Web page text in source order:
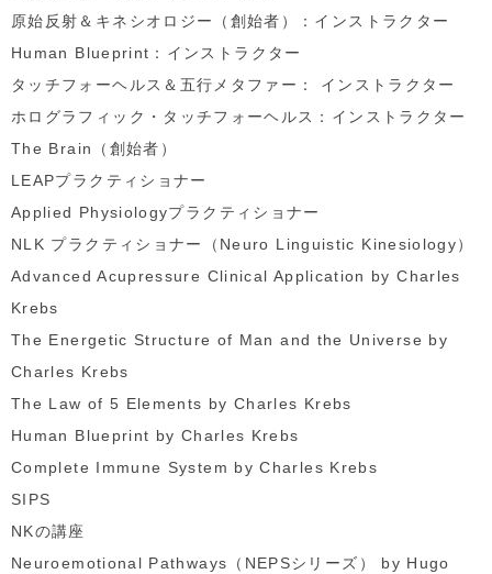
原始反射＆キネシオロジー（創始者）：インストラクター
Human Blueprint：インストラクター
タッチフォーヘルス＆五行メタファー： インストラクター
ホログラフィック・タッチフォーヘルス：インストラクター
The Brain（創始者）
LEAPプラクティショナー
Applied Physiologyプラクティショナー
NLK プラクティショナー（Neuro Linguistic Kinesiology）
Advanced Acupressure Clinical Application by Charles
Krebs
The Energetic Structure of Man and the Universe by
Charles Krebs
The Law of 5 Elements by Charles Krebs
Human Blueprint by Charles Krebs
Complete Immune System by Charles Krebs
SIPS
NKの講座
Neuroemotional Pathways（NEPSシリーズ） by Hugo